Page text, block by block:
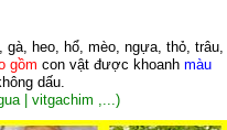
gà, heo, hổ, mèo, ngựa, thỏ, trâu,
gồm con vật được khoanh màu
dấu.
| vitgachim ,...)